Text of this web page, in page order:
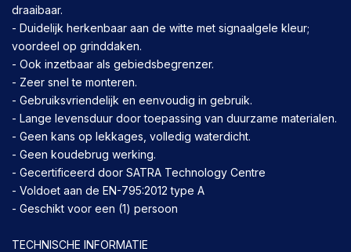
draaibaar.
- Duidelijk herkenbaar aan de witte met signaalgele kleur;
voordeel op grinddaken.
- Ook inzetbaar als gebiedsbegrenzer.
- Zeer snel te monteren.
- Gebruiksvriendelijk en eenvoudig in gebruik.
- Lange levensduur door toepassing van duurzame materialen.
- Geen kans op lekkages, volledig waterdicht.
- Geen koudebrug werking.
- Gecertificeerd door SATRA Technology Centre
- Voldoet aan de EN-795:2012 type A
- Geschikt voor een (1) persoon
TECHNISCHE INFORMATIE